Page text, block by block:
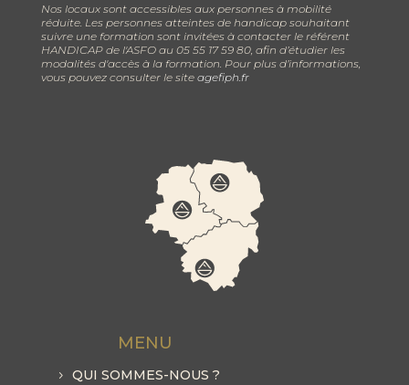
Nos locaux sont accessibles aux personnes à mobilité
réduite. Les personnes atteintes de handicap souhaitant
suivre une formation sont invitées à contacter le référent
HANDICAP de l'ASFO au 05 55 17 59 80, afin d’étudier les
modalités d'accès à la formation. Pour plus d’informations,
vous pouvez consulter le site agefiph.fr
MENU
QUI SOMMES-NOUS ?